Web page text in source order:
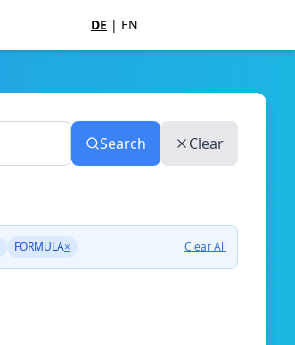
DE | EN
Search Clear
FORMULA× Clear All